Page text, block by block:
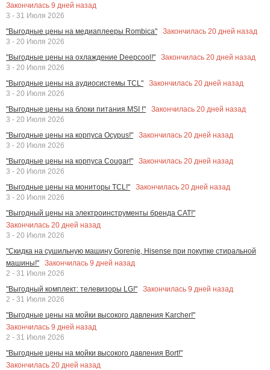
Закончилась 9 дней назад
3 - 31 Июля 2026
"Выгодные цены на медиаплееры Rombica"
Закончилась 20 дней назад
3 - 20 Июля 2026
"Выгодные цены на охлаждение Deepcool!"
Закончилась 20 дней назад
3 - 20 Июля 2026
"Выгодные цены на аудиосистемы TCL"
Закончилась 20 дней назад
3 - 20 Июля 2026
"Выгодные цены на блоки питания MSI !"
Закончилась 20 дней назад
3 - 20 Июля 2026
"Выгодные цены на корпуса Ocypus!"
Закончилась 20 дней назад
3 - 20 Июля 2026
"Выгодные цены на корпуса Cougar!"
Закончилась 20 дней назад
3 - 20 Июля 2026
"Выгодные цены на мониторы TCL!"
Закончилась 20 дней назад
3 - 20 Июля 2026
"Выгодный цены на электроинструменты бренда CAT!"
Закончилась 20 дней назад
3 - 20 Июля 2026
"Скидка на сушильную машину Gorenje, Hisense при покупке стиральной
машины!"
Закончилась 9 дней назад
2 - 31 Июля 2026
"Выгодный комплект: телевизоры LG!"
Закончилась 9 дней назад
2 - 31 Июля 2026
"Выгодные цены на мойки высокого давления Karcher!"
Закончилась 9 дней назад
2 - 31 Июля 2026
"Выгодные цены на мойки высокого давления Bort!"
Закончилась 20 дней назад